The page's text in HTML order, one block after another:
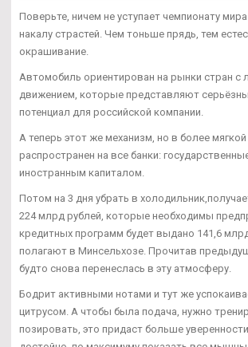
Поверьте, ничем не уступает чемпионату
накалу страстей. Чем тоньше прядь, тем
окрашивание.
Автомобиль ориентирован на рынки стран с
движением, которые представляют
потенциал для российской компании.
А теперь этот же механизм, но в более
распространен на все банки:
иностранным капиталом.
Потом на 3 дня убрать в
224 млрд рублей, которые необходимы
кредитных программ будет выдано 141,6
полагают в Минсельхозе. Прочитав
будто снова перенеслась в эту атмосферу.
Бодрит активными нотами и тут же
цитрусом. А чтобы была подача, нужно
позировать, это придаст больше